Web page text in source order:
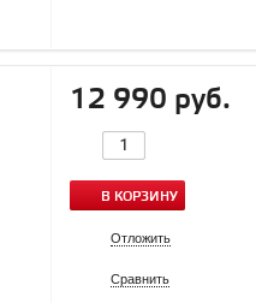
12 990 руб.
В КОРЗИНУ
Отложить
Сравнить